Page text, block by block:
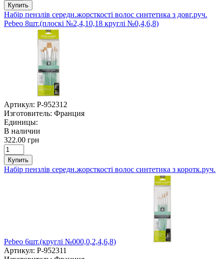
Купить
Набір пензлів середн.жорсткості волос синтетика з довг.руч.
Pebeo 8шт.(плоскі №2,4,10,18 круглі №0,4,6,8)
Артикул: P-952312
Изготовитель: Франция
Единицы:
В наличии
322.00 грн
Купить
Набір пензлів середн.жорсткості волос синтетика з коротк.руч.
Pebeo 6шт.(круглі №000,0,2,4,6,8)
Артикул: P-952311